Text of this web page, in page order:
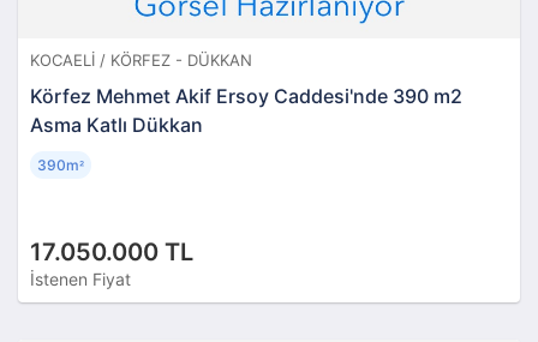
KOCAELI / KÖRFEZ - DÜKKAN
Körfez Mehmet Akif Ersoy Caddesi'nde 390 m2
Asma Katlı Dükkan
17.050.000 TL
İstenen Fiyat
390m²